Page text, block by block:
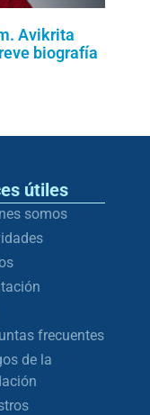
Avikrita
biografía
útiles
somos
frecuentes
de la